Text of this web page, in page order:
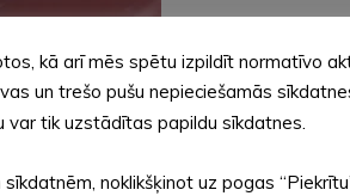
kā arī mēs spētu izpildīt normatīvo
un trešo pušu nepieciešamās
var tik uzstādītas papildu sīkdatnes.
noklikšķinot uz pogas